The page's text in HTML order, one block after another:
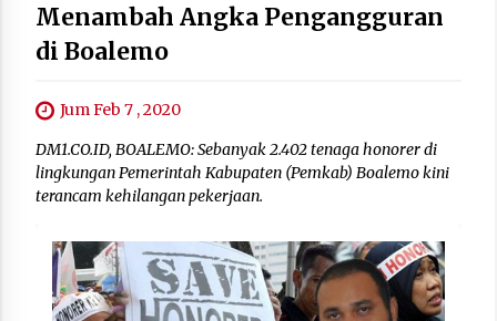
Menambah Angka Pengangguran
di Boalemo
Jum Feb 7 , 2020
DM1.CO.ID, BOALEMO: Sebanyak 2.402 tenaga honorer di
lingkungan Pemerintah Kabupaten (Pemkab) Boalemo kini
terancam kehilangan pekerjaan.